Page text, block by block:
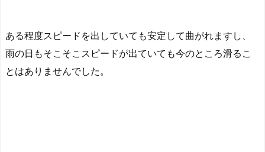
ある程度スピードを出していても安定して曲がれますし、
雨の日もそこそこスピードが出ていても今のところ滑るこ
とはありませんでした。